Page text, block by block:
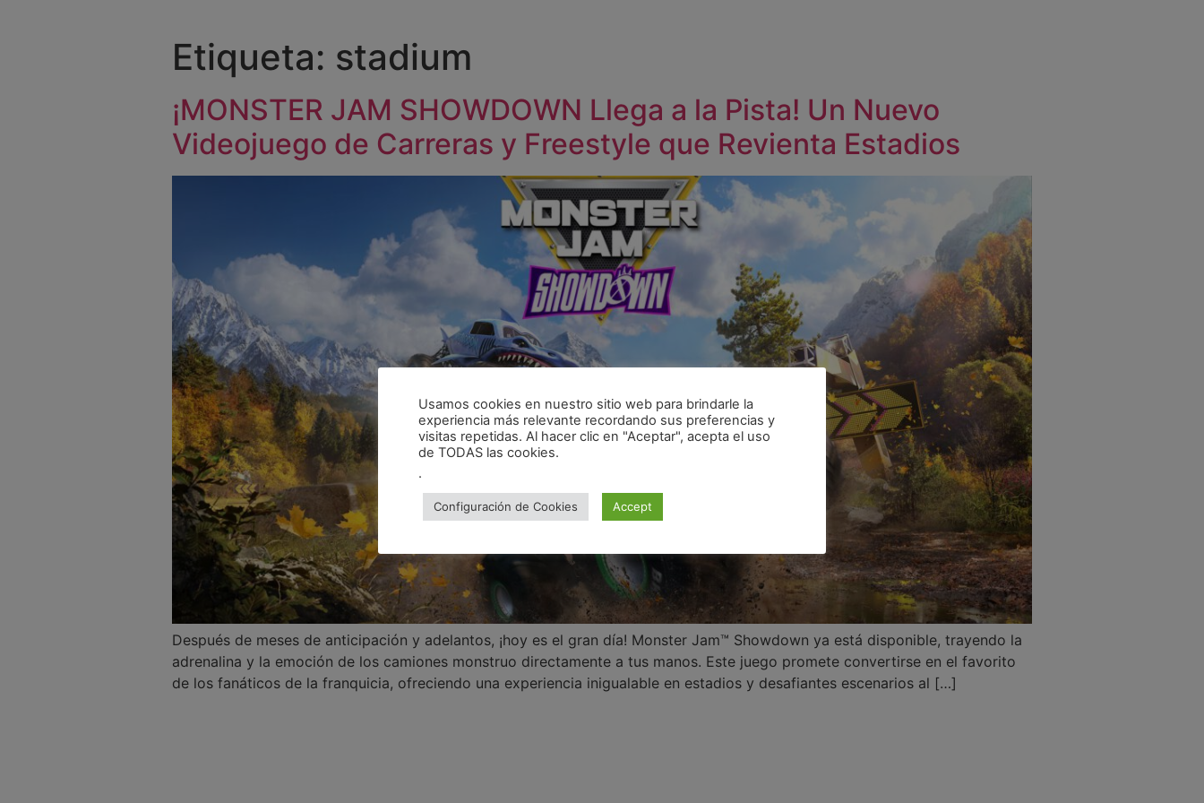
Etiqueta: stadium
¡MONSTER JAM SHOWDOWN Llega a la Pista! Un Nuevo
Videojuego de Carreras y Freestyle que Revienta Estadios
Después de meses de anticipación y adelantos, ¡hoy es el gran día! Monster Jam™ Showdown ya está disponible, trayendo la
adrenalina y la emoción de los camiones monstruo directamente a tus manos. Este juego promete convertirse en el favorito
de los fanáticos de la franquicia, ofreciendo una experiencia inigualable en estadios y desafiantes escenarios al […]
Usamos cookies en nuestro sitio web para brindarle la
experiencia más relevante recordando sus preferencias y
visitas repetidas. Al hacer clic en "Aceptar", acepta el uso
de TODAS las cookies.
.
Configuración de Cookies Accept